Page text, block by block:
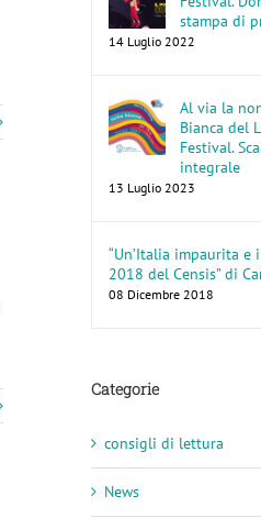
stampa di
14 Luglio 2022
Al via la
Bianca del
Festival.
integrale
13 Luglio 2023
“Un’Italia impaurita
2018 del Censis” di
08 Dicembre 2018
Categorie
consigli di lettura
News